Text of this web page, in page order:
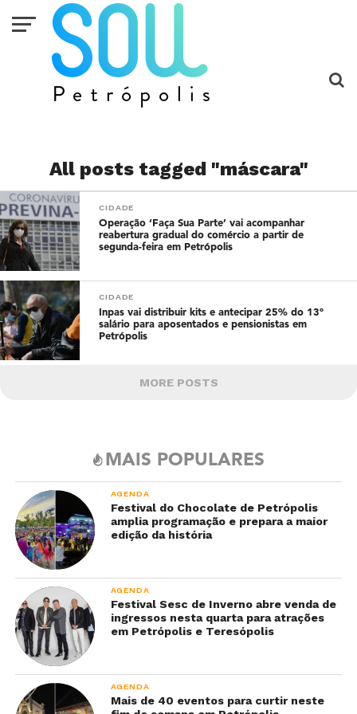
All posts tagged "máscara"
CIDADE
Operação ‘Faça Sua Parte’ vai acompanhar
reabertura gradual do comércio a partir de
segunda-feira em Petrópolis
CIDADE
Inpas vai distribuir kits e antecipar 25% do 13º
salário para aposentados e pensionistas em
Petrópolis
MORE POSTS
MAIS POPULARES
AGENDA
Festival do Chocolate de Petrópolis
amplia programação e prepara a maior
edição da história
AGENDA
Festival Sesc de Inverno abre venda de
ingressos nesta quarta para atrações
em Petrópolis e Teresópolis
AGENDA
Mais de 40 eventos para curtir neste